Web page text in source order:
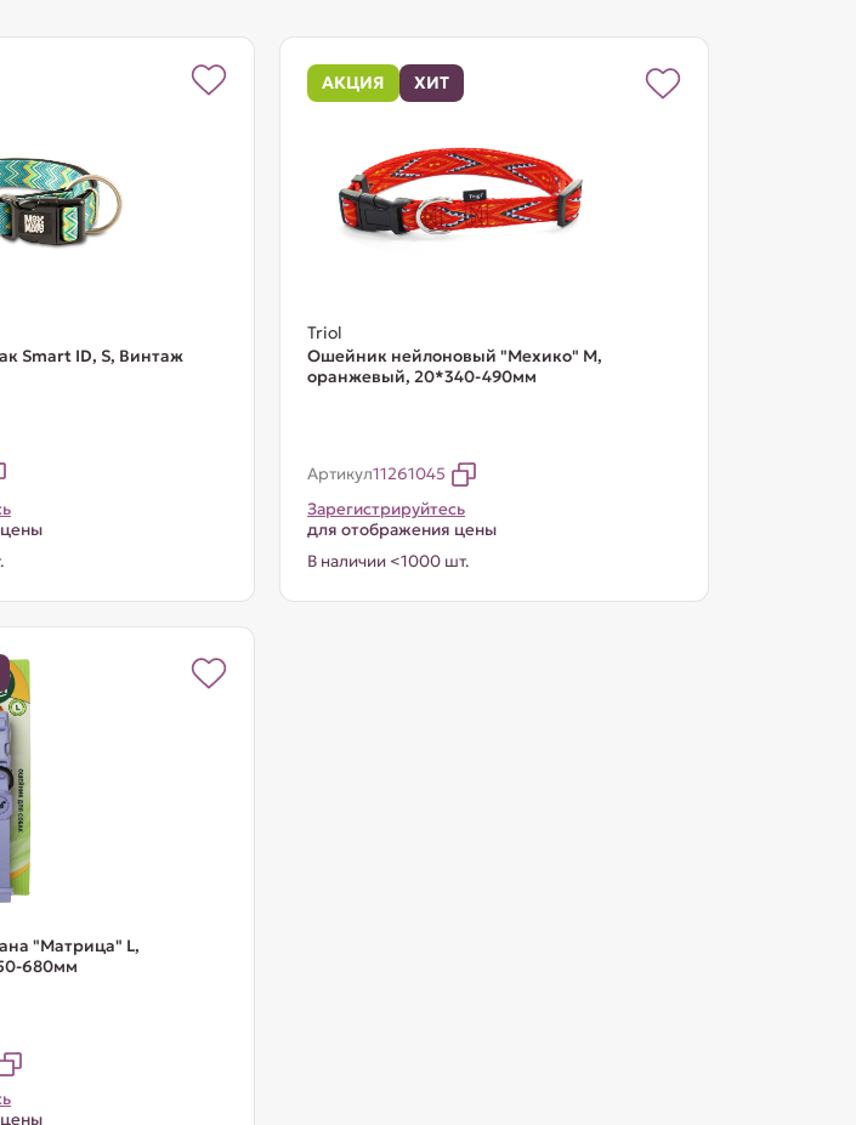
Smart ID, S, Винтаж
АКЦИЯ ХИТ
Triol
Ошейник нейлоновый "Мехико" M,
оранжевый, 20*340-490мм
Артикул11261045
Зарегистрируйтесь
для отображения цены
В наличии <1000 шт.
"Матрица" L,
680мм